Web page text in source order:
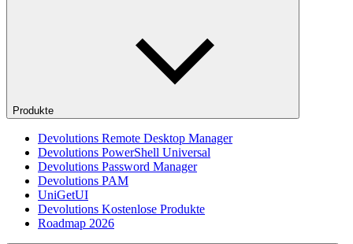
Produkte
Devolutions Remote Desktop Manager
Devolutions PowerShell Universal
Devolutions Password Manager
Devolutions PAM
UniGetUI
Devolutions Kostenlose Produkte
Roadmap 2026